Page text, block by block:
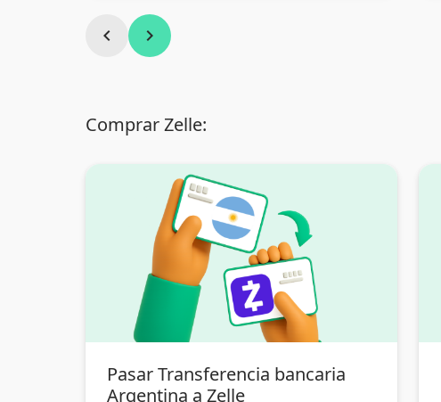
chevron_left chevron_right
Comprar Zelle:
Pasar Transferencia bancaria
Argentina a Zelle